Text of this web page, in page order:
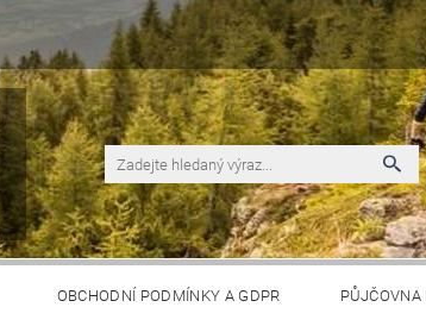
OBCHODNÍ PODMÍNKY A GDPR PŮJČOVNA